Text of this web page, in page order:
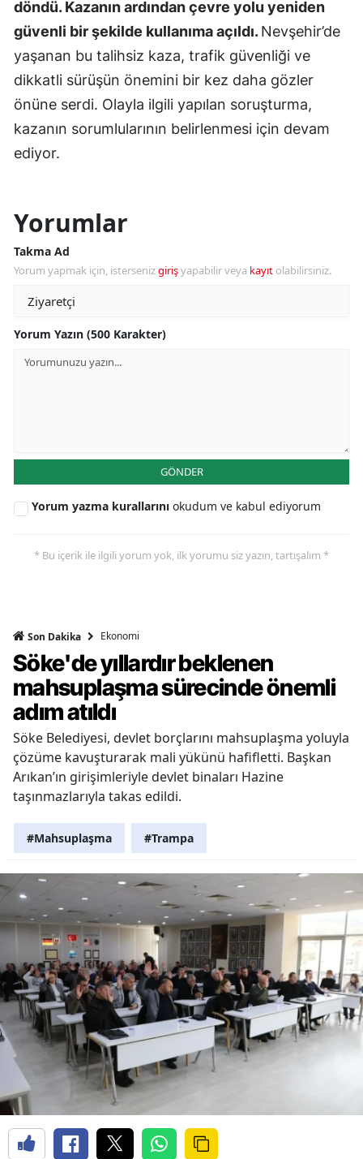
döndü. Kazanın ardından çevre yolu yeniden
güvenli bir şekilde kullanıma açıldı.Nevşehir’de
yaşanan bu talihsiz kaza, trafik güvenliği ve
dikkatli sürüşün önemini bir kez daha gözler
önüne serdi. Olayla ilgili yapılan soruşturma,
kazanın sorumlularının belirlenmesi için devam
ediyor.
Yorumlar
Takma Ad
Yorum yapmak için, istersenizgirişyapabilir veya kayıt olabilirsiniz.
Yorum Yazın (500 Karakter)
GÖNDER
Yorum yazma kurallarını okudum ve kabul ediyorum
* Bu içerik ile ilgili yorum yok, ilk yorumu siz yazın, tartışalım *
Son Dakika Ekonomi
Söke'de yıllardır beklenen
mahsuplaşma sürecinde önemli
adım atıldı
Söke Belediyesi, devlet borçlarını mahsuplaşma yoluyla
çözüme kavuşturarak mali yükünü hafifletti. Başkan
Arıkan’ın girişimleriyle devlet binaları Hazine
taşınmazlarıyla takas edildi.
#Mahsuplaşma #Trampa